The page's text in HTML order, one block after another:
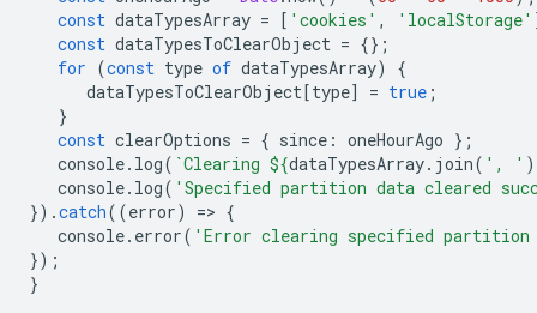
const dataTypesArray = [ 'cookies' , 'localStorage'
const dataTypesToClearObject = {};
for (const type of dataTypesArray)
{
dataTypesToClearObject[type] = true ;
}
const clearOptions = { since : oneHourAgo };
console. log( `Clearing ${dataTypesArray. join( ', ' )
console. log( 'Specified partition data cleared
}).catch((error) => {
console. error( 'Error clearing specified
});
}